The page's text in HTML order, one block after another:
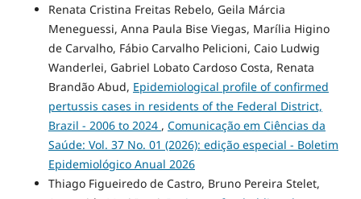
Renata Cristina Freitas Rebelo, Geila Márcia
Meneguessi, Anna Paula Bise Viegas, Marília Higino
de Carvalho, Fábio Carvalho Pelicioni, Caio Ludwig
Wanderlei, Gabriel Lobato Cardoso Costa, Renata
Brandão Abud, Epidemiological profile of confirmed
pertussis cases in residents of the Federal District,
Brazil - 2006 to 2024 , Comunicação em Ciências da
Saúde: Vol. 37 No. 01 (2026): edição especial - Boletim
Epidemiológico Anual 2026
Thiago Figueiredo de Castro, Bruno Pereira Stelet,